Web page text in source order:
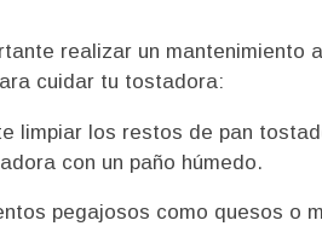
realizar un mantenimiento
cuidar tu tostadora:
limpiar los restos de pan
con un paño húmedo.
pegajosos como quesos o